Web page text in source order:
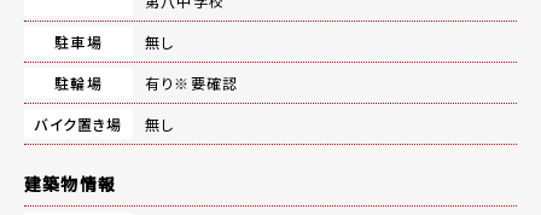
駐車場
無し
駐輪場
有り※要確認
バイク置き場
無し
建築物情報